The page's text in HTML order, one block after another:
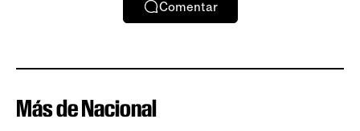
Comentar
Más de Nacional